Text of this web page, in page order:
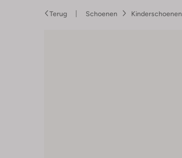
Terug Schoenen Kinderschoenen